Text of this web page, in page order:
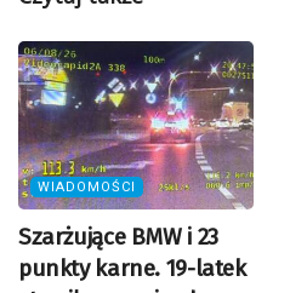
WIADOMOŚCI
Szarżujące BMW i 23
punkty karne. 19-latek